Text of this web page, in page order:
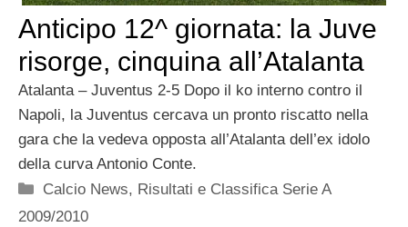
Anticipo 12^ giornata: la Juve
risorge, cinquina all’Atalanta
Atalanta – Juventus 2-5 Dopo il ko interno contro il
Napoli, la Juventus cercava un pronto riscatto nella
gara che la vedeva opposta all’Atalanta dell’ex idolo
della curva Antonio Conte.
Categorie
Calcio News, Risultati e Classifica Serie A
2009/2010